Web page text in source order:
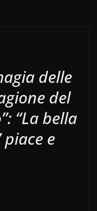
delle
del
“La bella
e